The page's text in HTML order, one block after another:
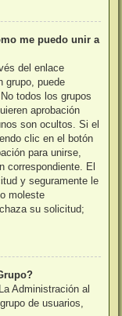
me puedo unir a
del enlace
grupo, puede
todos los grupos
aprobación
son ocultos. Si el
clic en el botón
para unirse,
correspondiente. El
y seguramente le
moleste
su solicitud;
Administración al
de usuarios,